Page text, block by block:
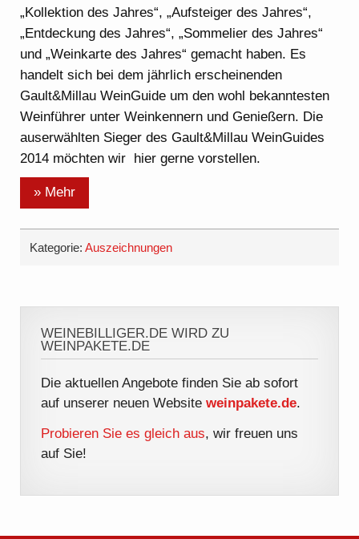
„Kollektion des Jahres“, „Aufsteiger des Jahres“,
„Entdeckung des Jahres“, „Sommelier des Jahres“
und „Weinkarte des Jahres“ gemacht haben. Es
handelt sich bei dem jährlich erscheinenden
Gault&Millau WeinGuide um den wohl bekanntesten
Weinführer unter Weinkennern und Genießern. Die
auserwählten Sieger des Gault&Millau WeinGuides
2014 möchten wir hier gerne vorstellen.
» Mehr
Kategorie:Auszeichnungen
WEINEBILLIGER.DE WIRD ZU
WEINPAKETE.DE
Die aktuellen Angebote finden Sie ab sofort
auf unserer neuen Websiteweinpakete.de.
Probieren Sie es gleich aus, wir freuen uns
auf Sie!